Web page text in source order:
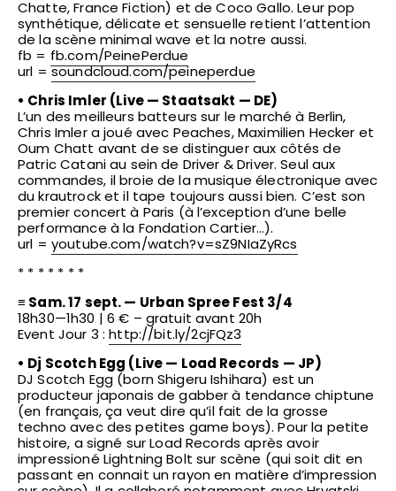
Chatte, France Fiction) et de Coco Gallo. Leur pop
synthétique, délicate et sensuelle retient l’attention
de la scène minimal wave et la notre aussi.
fb = fb.com/PeinePerdue
url =soundcloud.com/peineperdue
• Chris Imler (Live — Staatsakt — DE)
L’un des meilleurs batteurs sur le marché à Berlin,
Chris Imler a joué avec Peaches, Maximilien Hecker et
Oum Chatt avant de se distinguer aux côtés de
Patric Catani au sein de Driver & Driver. Seul aux
commandes, il broie de la musique électronique avec
du krautrock et il tape toujours aussi bien. C’est son
premier concert à Paris (à l’exception d’une belle
performance à la Fondation Cartier…).
url = youtube.com/watch?v=sZ9NIaZyRcs
* * * * * * *
≡ Sam. 17 sept. — Urban Spree Fest 3/4
18h30—1h30 | 6 € – gratuit avant 20h
Event Jour 3 :http://bit.ly/2cjFQz3
• Dj Scotch Egg (Live — Load Records — JP)
DJ Scotch Egg (born Shigeru Ishihara) est un
producteur japonais de gabber à tendance chiptune
(en français, ça veut dire qu’il fait de la grosse
techno avec des petites game boys). Pour la petite
histoire, a signé sur Load Records après avoir
impressioné Lightning Bolt sur scène (qui soit dit en
passant en connait un rayon en matière d’impression